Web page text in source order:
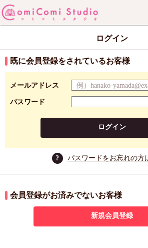
ログイン
既に会員登録をされているお客様
メールアドレス
パスワード
ログイン
? パスワードをお忘れの方
会員登録がお済みでないお客様
新規会員登録